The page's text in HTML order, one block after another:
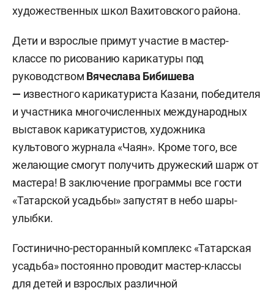
художественных школ Вахитовского района.
Дети и взрослые примут участие в мастер-
классе по рисованию карикатуры под
руководством Вячеслава Бибишева
— известного карикатуриста Казани, победителя
и участника многочисленных международных
выставок карикатуристов, художника
культового журнала «Чаян». Кроме того, все
желающие смогут получить дружеский шарж от
мастера! В заключение программы все гости
«Татарской усадьбы» запустят в небо шары-
улыбки.
Гостинично-ресторанный комплекс «Татарская
усадьба» постоянно проводит мастер-классы
для детей и взрослых различной